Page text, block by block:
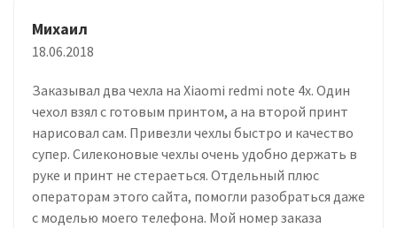
Михаил
18.06.2018
Заказывал два чехла на Xiaomi redmi note 4x. Один
чехол взял с готовым принтом, а на второй принт
нарисовал сам. Привезли чехлы быстро и качество
супер. Силеконовые чехлы очень удобно держать в
руке и принт не стераеться. Отдельный плюс
операторам этого сайта, помогли разобраться даже
с моделью моего телефона. Мой номер заказа